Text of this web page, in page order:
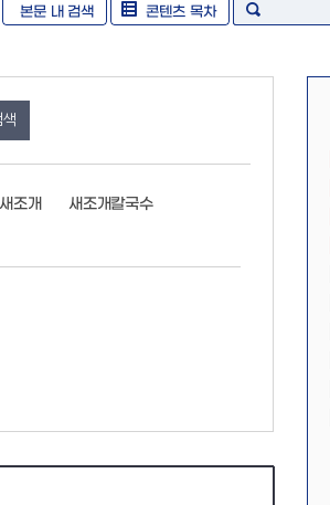
본문 내 검색 콘텐츠 목차
새조개
새조개칼국수